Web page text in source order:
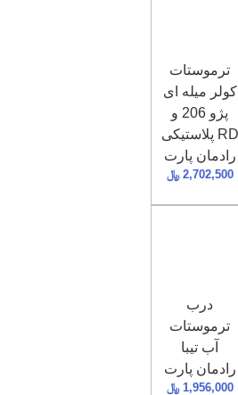
ترموستات
کولر میله ای
پژو 206 و
RD پلاستیکی
رادمان پارت
2,702,500 ﷼
درب
ترموستات
آب تیبا
رادمان پارت
1,956,000 ﷼